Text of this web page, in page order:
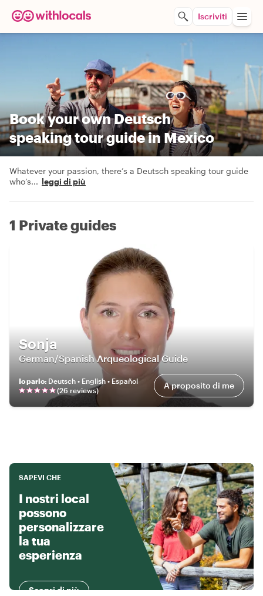
Iscriviti
Book your own Deutsch
speaking tour guide in Mexico
Whatever your passion, there’s a Deutsch speaking tour guide
who’s... leggi di più
1 Private guides
Sonja
German/Spanish Arqueological Guide
Io parlo: Deutsch • English • Español
(26 reviews) A proposito di me
SAPEVI CHE
I nostri local
possono
personalizzare
la tua
esperienza
Scopri di più